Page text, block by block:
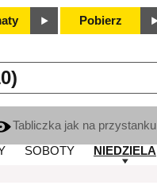
Pobierz
Tabliczka jak na przystanku
SOBOTY
NIEDZIELA